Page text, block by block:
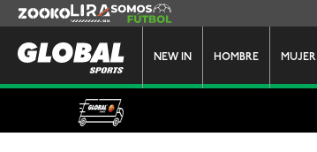
NEW IN HOMBRE MUJER
Zooko Lira Somos Futbol